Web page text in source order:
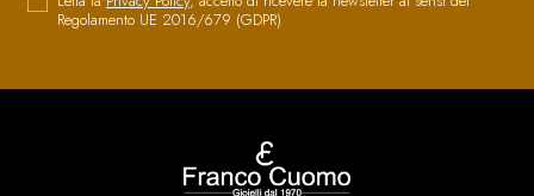
Regolamento UE 2016/679 (GDPR)